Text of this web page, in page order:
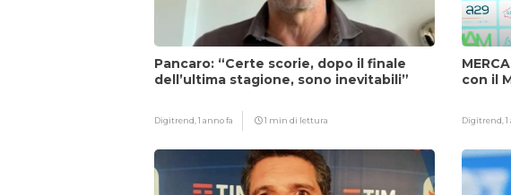
Pancaro: “Certe scorie, dopo il finale
dell’ultima stagione, sono inevitabili”
Digitrend,1 anno fa 1 min di lettura
con il
Digitrend,